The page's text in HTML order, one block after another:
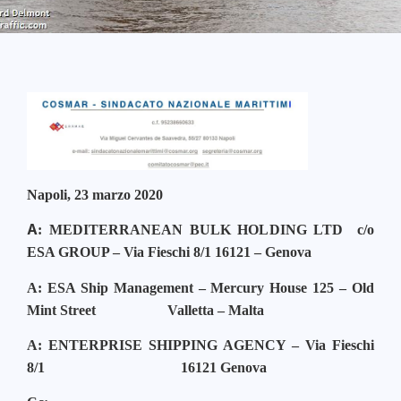
Napoli, 23 marzo 2020
A: MEDITERRANEAN BULK HOLDING LTD
c/o
ESA GROUP – Via Fieschi 8/1 16121 – Genova
A: ESA Ship Management –Mercury House 125 – Old
Mint Street Valletta – Malta
A: ENTERPRISE SHIPPING AGENCY – Via Fieschi
8/1 16121 Genova